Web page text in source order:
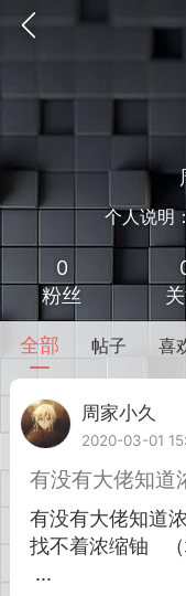
我的钱包
MOD下载
大人
Lv.8
02-10 15:45
个人说明
0
粉丝
全部 帖子 喜
周家小久
2020-03-01
有没有大佬知道
有没有大佬知道
找不着浓缩铀 （
...